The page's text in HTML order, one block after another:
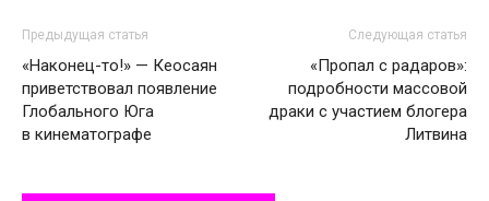
Предыдущая статья
«Наконец-то!» — Кеосаян
приветствовал появление
Глобального Юга
в кинематографе
Следующая статья
«Пропал с радаров»:
подробности массовой
драки с участием блогера
Литвина